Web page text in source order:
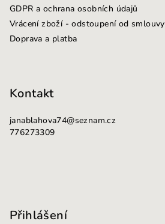
GDPR a ochrana osobních údajů
Vrácení zboží - odstoupení od smlouvy
Doprava a platba
Kontakt
janablahova74@seznam.cz
776273309
Přihlášení